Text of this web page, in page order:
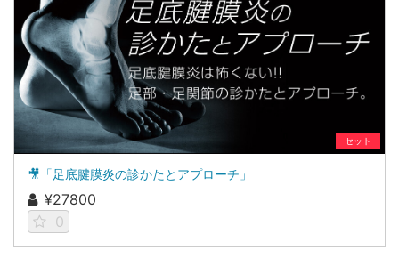
セット
🎥「足底腱膜炎の診かたとアプローチ」
¥27800
0